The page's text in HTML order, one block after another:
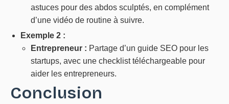
astuces pour des abdos sculptés, en complément
d’une vidéo de routine à suivre.
Exemple 2 :
Entrepreneur : Partage d’un guide SEO pour les
startups, avec une checklist téléchargeable pour
aider les entrepreneurs.
Conclusion